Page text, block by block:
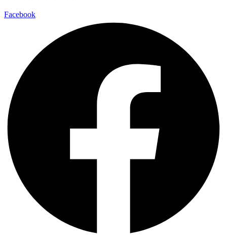
Facebook